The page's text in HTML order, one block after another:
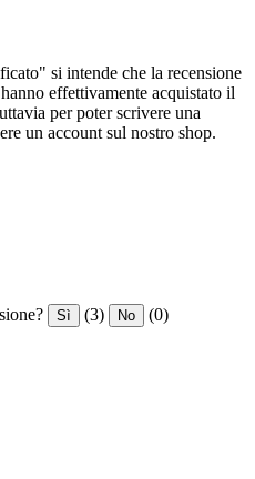
si intende che la recensione
effettivamente acquistato il
per poter scrivere una
un account sul nostro shop.
Sì (3) No (0)